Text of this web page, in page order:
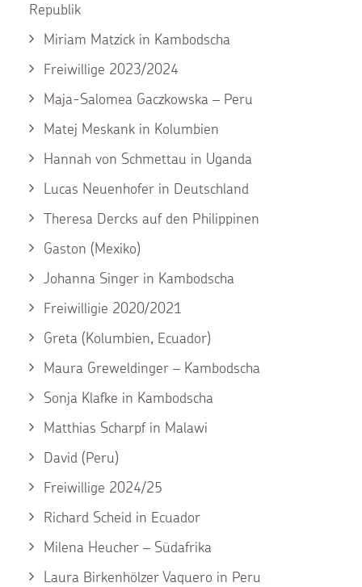
Republik
Miriam Matzick in Kambodscha
Freiwillige 2023/2024
Maja-Salomea Gaczkowska – Peru
Matej Meskank in Kolumbien
Hannah von Schmettau in Uganda
Lucas Neuenhofer in Deutschland
Theresa Dercks auf den Philippinen
Gaston (Mexiko)
Johanna Singer in Kambodscha
Freiwilligie 2020/2021
Greta (Kolumbien, Ecuador)
Maura Greweldinger – Kambodscha
Sonja Klafke in Kambodscha
Matthias Scharpf in Malawi
David (Peru)
Freiwillige 2024/25
Richard Scheid in Ecuador
Milena Heucher – Südafrika
Laura Birkenhölzer Vaquero in Peru